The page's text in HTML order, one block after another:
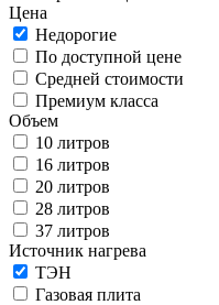
Цена
Недорогие
По доступной цене
Средней стоимости
Премиум класса
Объем
10 литров
16 литров
20 литров
28 литров
37 литров
Источник нагрева
ТЭН
Газовая плита